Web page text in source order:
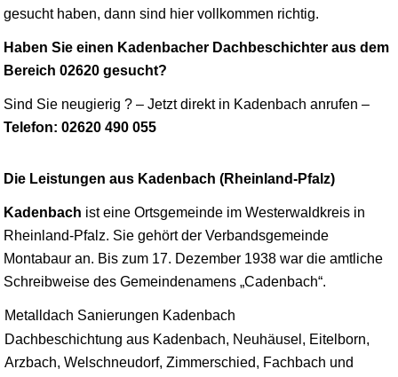
gesucht haben, dann sind hier vollkommen richtig.
Haben Sie einen Kadenbacher Dachbeschichter aus dem
Bereich 02620 gesucht?
Sind Sie neugierig ? – Jetzt direkt in Kadenbach anrufen –
Telefon: 02620 490 055
Die Leistungen aus Kadenbach (Rheinland-Pfalz)
Kadenbach ist eine Ortsgemeinde im Westerwaldkreis in
Rheinland-Pfalz. Sie gehört der Verbandsgemeinde
Montabaur an. Bis zum 17. Dezember 1938 war die amtliche
Schreibweise des Gemeindenamens „Cadenbach“.
Metalldach Sanierungen Kadenbach
Dachbeschichtung aus Kadenbach, Neuhäusel, Eitelborn,
Arzbach, Welschneudorf, Zimmerschied, Fachbach und